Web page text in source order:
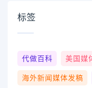
标签
代做百科 美国媒
海外新闻媒体发稿